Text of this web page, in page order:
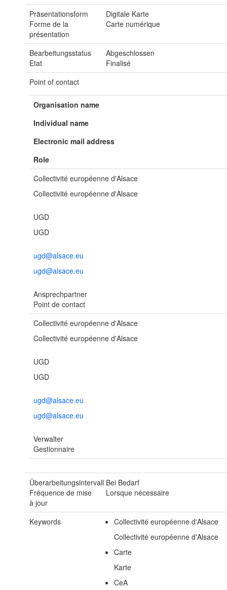
Präsentationsform
Forme de la
présentation
Digitale Karte
Carte numérique
Bearbeitungsstatus
Etat
Abgeschlossen
Finalisé
Point of contact
Organisation name
Individual name
Electronic mail address
Role
Collectivité européenne d'Alsace
Collectivité européenne d'Alsace
UGD
UGD
ugd@alsace.eu
ugd@alsace.eu
Ansprechpartner
Point de contact
Collectivité européenne d'Alsace
Collectivité européenne d'Alsace
UGD
UGD
ugd@alsace.eu
ugd@alsace.eu
Verwalter
Gestionnaire
Überarbeitungsintervall
Fréquence de mise
à jour
Bei Bedarf
Lorsque nécessaire
Keywords
Collectivité européenne d'Alsace
Collectivité européenne d'Alsace
Carte
Karte
CeA